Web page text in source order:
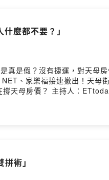
麼都不要？」
是假？沒有捷運，對天母
宜軒 來賓： 住商不
動態廣告－－－－
術」